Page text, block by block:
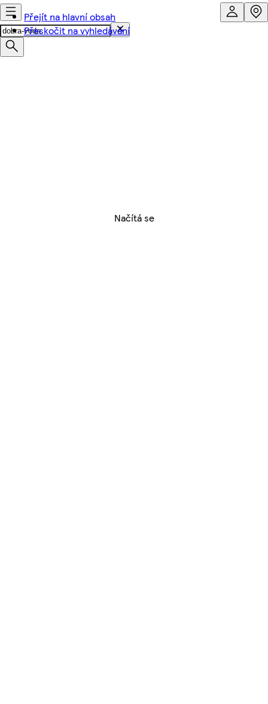
Přejít na hlavní obsah
Přeskočit na vyhledávání
Načítá se